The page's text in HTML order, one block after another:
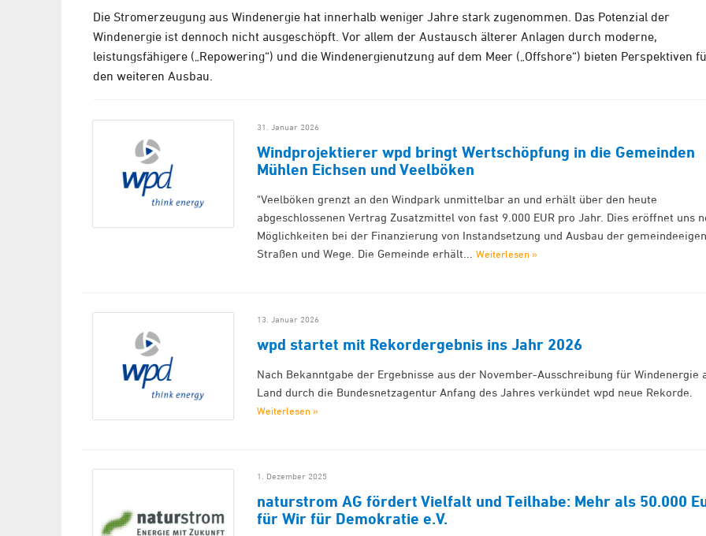
Die Stromerzeugung aus Windenergie hat innerhalb weniger Jahre stark zugenommen. Das Potenzial der
Windenergie ist dennoch nicht ausgeschöpft. Vor allem der Austausch älterer Anlagen durch moderne,
leistungsfähigere („Repowering“) und die Windenergienutzung auf dem Meer („Offshore“) bieten Perspektiven
den weiteren Ausbau.
31. Januar 2026
Windprojektierer wpd bringt Wertschöpfung in die Gemeinden
Mühlen Eichsen und Veelböken
"Veelböken grenzt an den Windpark unmittelbar an und erhält über den heute
abgeschlossenen Vertrag Zusatzmittel von fast 9.000 EUR pro Jahr. Dies eröffnet uns
Möglichkeiten bei der Finanzierung von Instandsetzung und Ausbau der
Straßen und Wege. Die Gemeinde erhält...Weiterlesen »
13. Januar 2026
wpd startet mit Rekordergebnis ins Jahr 2026
Nach Bekanntgabe der Ergebnisse aus der November-Ausschreibung für Windenergie
Land durch die Bundesnetzagentur Anfang des Jahres verkündet wpd neue Rekorde.
Weiterlesen »
1. Dezember 2025
naturstrom AG fördert Vielfalt und Teilhabe: Mehr als 50.000
für Wir für Demokratie e.V.